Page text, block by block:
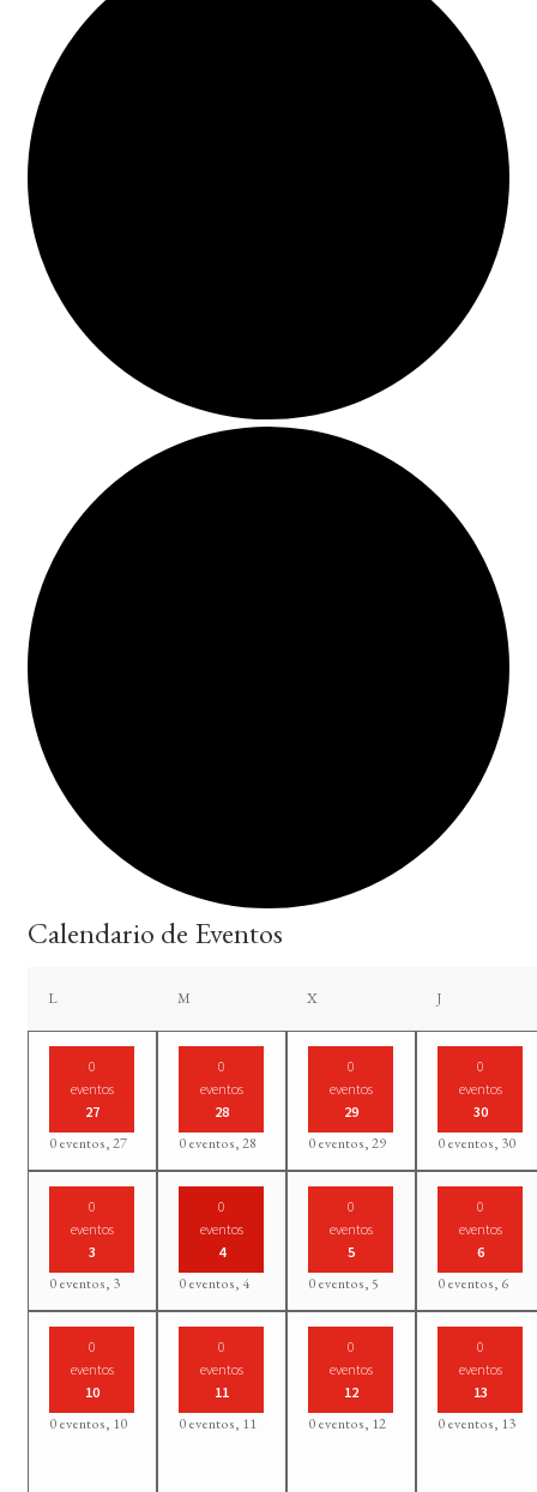
Calendario de Eventos
Llunes Mmartes Xmiércoles Jjueves
0
eventos
27
0 eventos,27
0
eventos
28
0 eventos,28
0
eventos
29
0 eventos,29
0
eventos
30
0 eventos, 30
0
eventos
3
0 eventos, 3
0
eventos
4
0 eventos, 4
0
eventos
5
0 eventos,5
0
eventos
6
0 eventos, 6
0
eventos
10
0 eventos, 10
0
eventos
11
0 eventos, 11
0
eventos
12
0 eventos, 12
0
eventos
13
0 eventos, 13